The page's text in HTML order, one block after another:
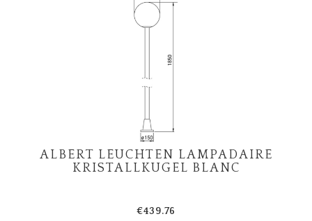
ALBERT LEUCHTEN LAMPADAIRE
KRISTALLKUGEL BLANC
€439.76